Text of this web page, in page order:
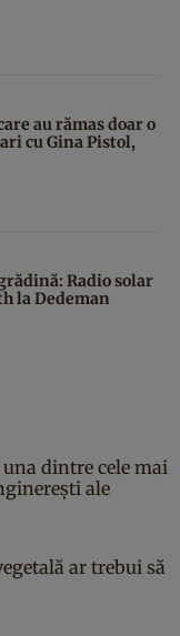
au rămas doar o
cu Gina Pistol,
Radio solar
la Dedeman
una dintre cele mai
ale
ar trebui să